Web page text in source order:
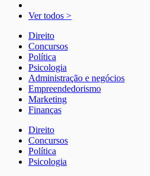
Ver todos >
Direito
Concursos
Política
Psicologia
Administração e negócios
Empreendedorismo
Marketing
Finanças
Direito
Concursos
Política
Psicologia